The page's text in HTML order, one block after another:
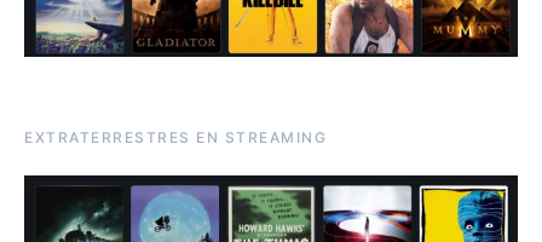
EXTRATERRESTRES EN STREAMING